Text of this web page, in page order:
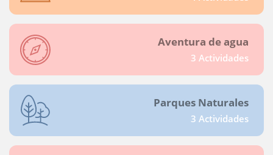
Aventura de agua
3 Actividades
Parques Naturales
3 Actividades